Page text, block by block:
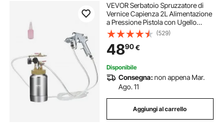
VEVOR Serbatoio Spruzzatore di
Vernice Capienza 2L Alimentazione
a Pressione Pistola con Ugello
1,8mm Regolabile tra 0-3,1 bar,
Spruzzatore per Verniciatura
Serbatoio 2L, Serbatoio a Spruzzo
Vernice
(529)
4890€
Disponibile
Consegna:non appena Mar.
Ago. 11
Aggiungi al carrello